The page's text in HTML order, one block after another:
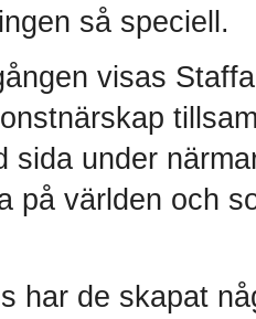
så speciell.
visas
sida under
på världen och
har de skapat